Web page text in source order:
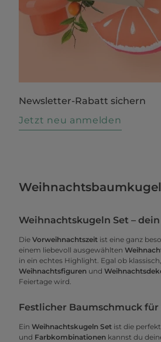
Newsletter-Rabatt sichern
Jetzt neu anmelden
Weihnachtskugeln Set –
Die Vorweihnachtszeit ist eine ganz
einem liebevoll ausgewählten
in ein echtes Highlight. Egal ob
Weihnachtsfiguren und
Feiertage wird.
Festlicher Baumschmuck
Ein Weihnachtskugeln Set ist die
und Farbkombinationen kannst du